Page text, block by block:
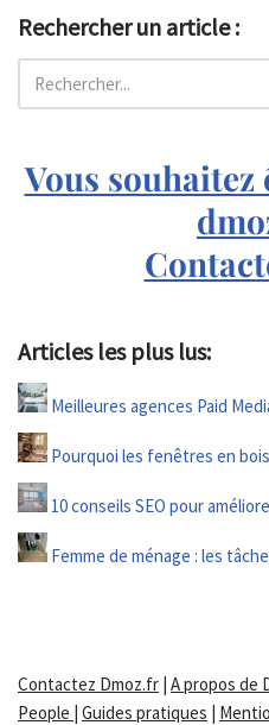
Rechercher un article :
Vous
Articles les plus lus:
Meilleures agences Paid
Pourquoi les fenêtres en
10 conseils SEO pour
Femme de ménage : les
Contactez Dmoz.fr | A propos de
People | Guides pratiques |